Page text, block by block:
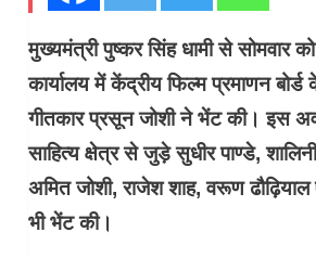
मुख्यमंत्री पुष्कर सिंह धामी से सोमवार
कार्यालय में केंद्रीय फिल्म प्रमाणन बोर्ड
गीतकार प्रसून जोशी ने भेंट की। इस
साहित्य क्षेत्र से जुड़े सुधीर पाण्डे,
अमित जोशी, राजेश शाह, वरूण ढौढ़ियाल
भी भेंट की।